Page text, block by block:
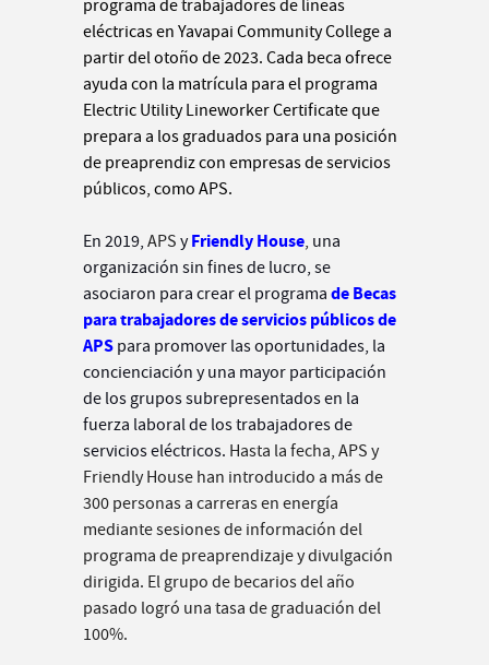
programa de trabajadores de líneas
eléctricas en Yavapai Community College a
partir del otoño de 2023. Cada beca ofrece
ayuda con la matrícula para el programa
Electric Utility Lineworker Certificate que
prepara a los graduados para una posición
de preaprendiz con empresas de servicios
públicos, como APS.
En 2019, APS yFriendly House, una
organización sin fines de lucro, se
asociaron para crear el programa de Becas
para trabajadores de servicios públicos de
APS para promover las oportunidades, la
concienciación y una mayor participación
de los grupos subrepresentados en la
fuerza laboral de los trabajadores de
servicios eléctricos. Hasta la fecha, APS y
Friendly House han introducido a más de
300 personas a carreras en energía
mediante sesiones de información del
programa de preaprendizaje y divulgación
dirigida. El grupo de becarios del año
pasado logró una tasa de graduación del
100%.